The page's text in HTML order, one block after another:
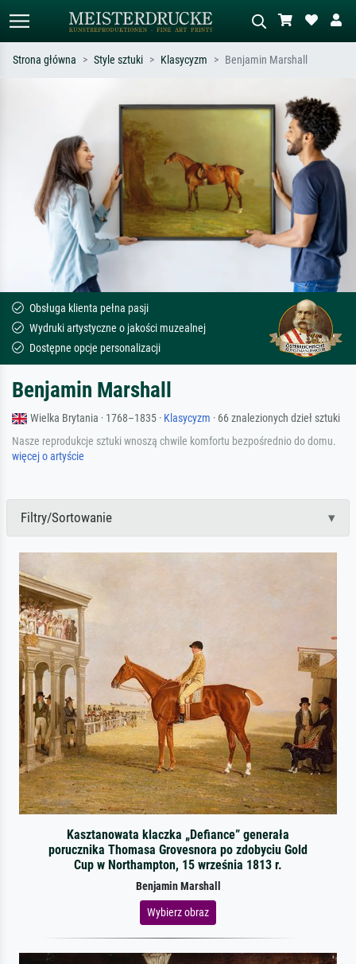
Szukaj wg artysty, tytułu lub stylu – np.
Monet, Gwiaździsta noc,
impresjonizm, fala Hokusaia, akt.
Opisz scenę – np. zielona łąka,
abstrakcja z czerwienią, ciemny olej,
stojący akt obok drzewa.
Strona główna Style sztuki Klasycyzm Benjamin Marshall
Obsługa klienta pełna pasji
Wydruki artystyczne o jakości muzealnej
Dostępne opcje personalizacji
Benjamin Marshall
Wielka Brytania · 1768–1835 · Klasycyzm · 66 znalezionych dzieł sztuki
Nasze reprodukcje sztuki wnoszą chwile komfortu bezpośrednio do domu.
więcej o artyście
Filtry/Sortowanie
Kasztanowata klaczka „Defiance” generała
porucznika Thomasa Grovesnora po zdobyciu Gold
Cup w Northampton, 15 września 1813 r.
Benjamin Marshall
Wybierz obraz